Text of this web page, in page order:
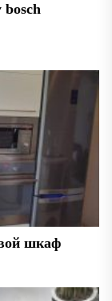
bosch
шкаф